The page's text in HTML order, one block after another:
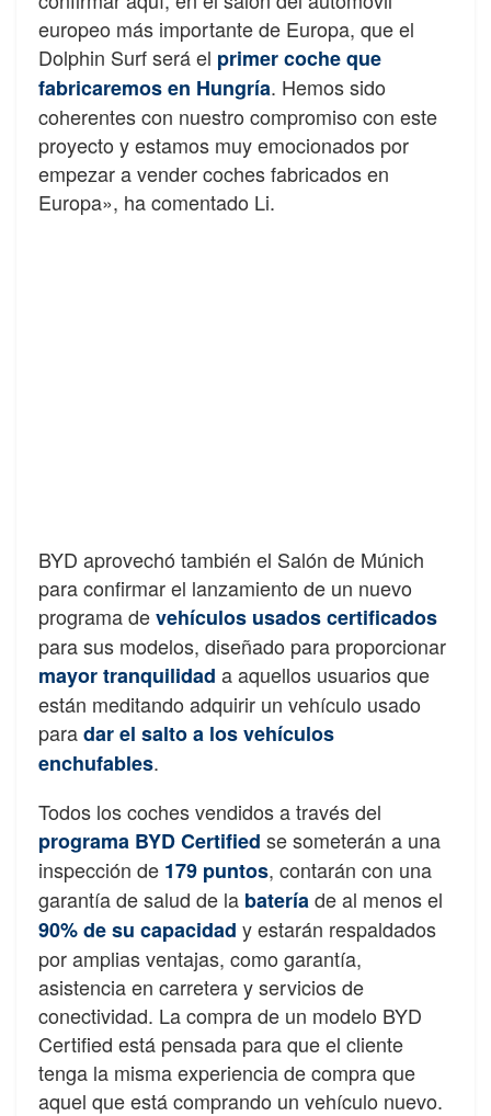
europeo más importante de Europa, que el
Dolphin Surf será el primer coche que
fabricaremos en Hungría. Hemos sido
coherentes con nuestro compromiso con este
proyecto y estamos muy emocionados por
empezar a vender coches fabricados en
Europa», ha comentado Li.
BYD aprovechó también el Salón de Múnich
para confirmar el lanzamiento de un nuevo
programa devehículos usados certificados
para sus modelos, diseñado para proporcionar
mayor tranquilidad a aquellos usuarios que
están meditando adquirir un vehículo usado
paradar el salto a los vehículos
enchufables.
Todos los coches vendidos a través del
programa BYD Certified se someterán a una
inspección de 179 puntos, contarán con una
garantía de salud de la bateríade al menos el
90% de su capacidad y estarán respaldados
por amplias ventajas, como garantía,
asistencia en carretera y servicios de
conectividad. La compra de un modelo BYD
Certified está pensada para que el cliente
tenga la misma experiencia de compra que
aquel que está comprando un vehículo nuevo.